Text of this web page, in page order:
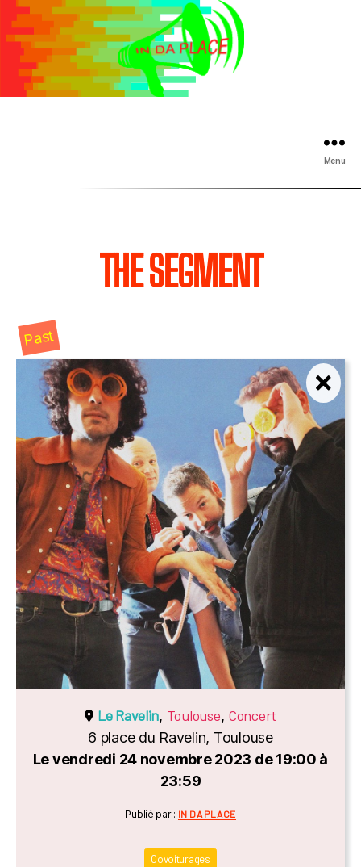
Menu
THE SEGMENT
Past
Le Ravelin, Toulouse, Concert
6 place du Ravelin, Toulouse
Le vendredi 24 novembre 2023 de 19:00 à
23:59
Catégories
Publié par : IN DA PLACE
Covoiturages